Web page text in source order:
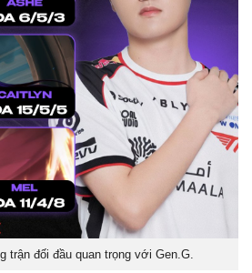
trận đối đầu quan trọng với Gen.G.